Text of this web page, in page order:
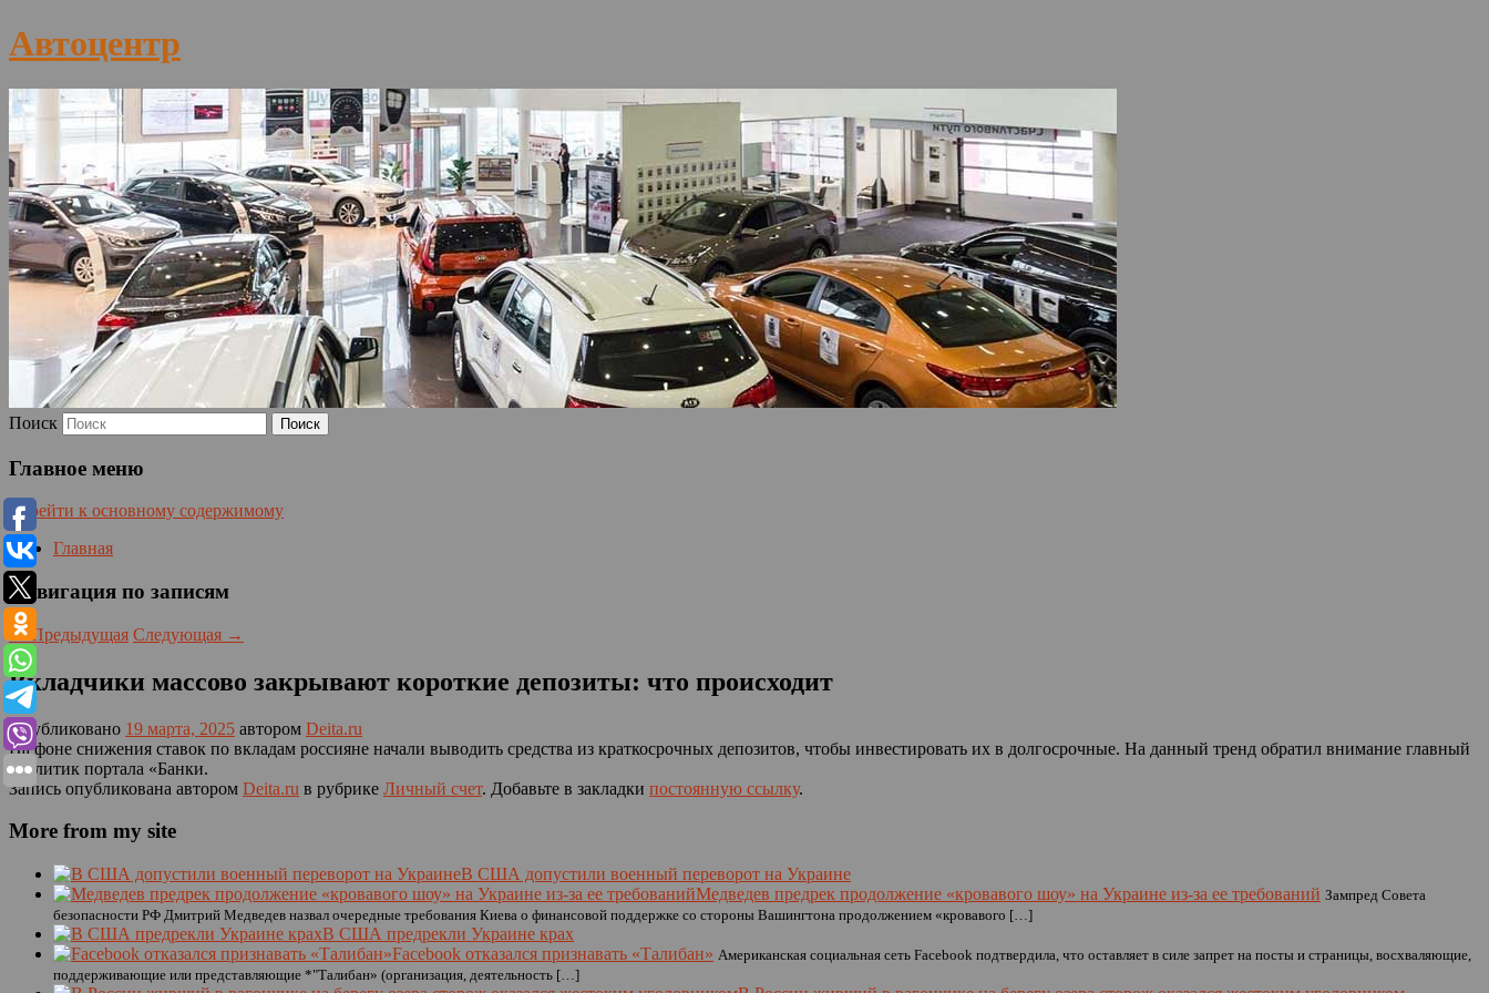
Автоцентр
Поиск
Главное меню
Перейти к основному содержимому
Главная
Навигация по записям
←Предыдущая Следующая →
Вкладчики массово закрывают короткие депозиты: что происходит
Опубликовано 19 марта, 2025 автором Deita.ru
На фоне снижения ставок по вкладам россияне начали выводить средства из краткосрочных депозитов, чтобы инвестировать их в долгосрочные. На данный тренд обратил внимание главный
аналитик портала «Банки.
Запись опубликована автором Deita.ru в рубрике Личный счет. Добавьте в закладки постоянную ссылку.
More from my site
В США допустили военный переворот на Украине
Медведев предрек продолжение «кровавого шоу» на Украине из-за ее требований Зампред Совета
безопасности РФ Дмитрий Медведев назвал очередные требования Киева о финансовой поддержке со стороны Вашингтона продолжением «кровавого […]
В США предрекли Украине крах
Facebook отказался признавать «Талибан» Американская социальная сеть Facebook подтвердила, что оставляет в силе запрет на посты и страницы, восхваляющие,
поддерживающие или представляющие *"Талибан» (организация, деятельность […]